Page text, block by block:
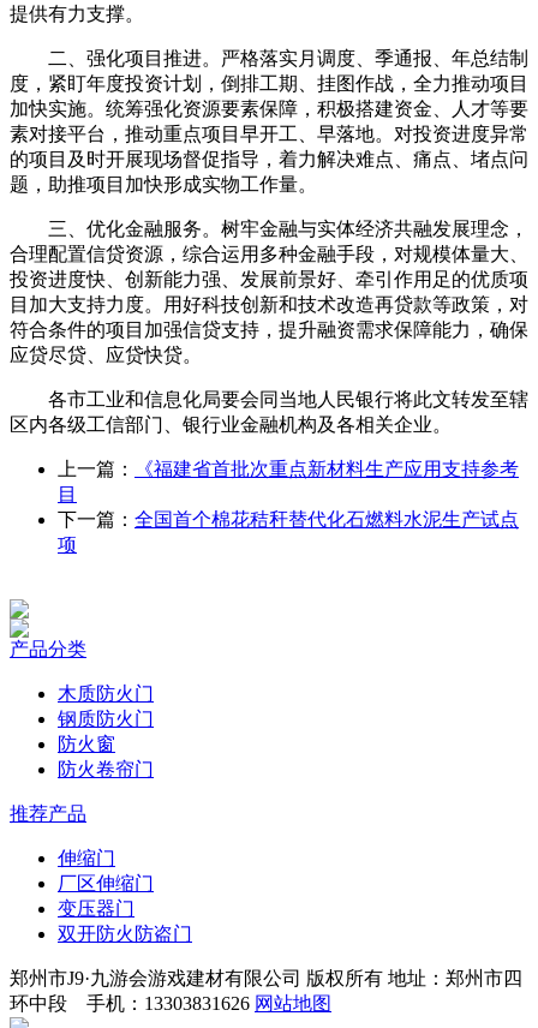
提供有力支撑。
二、强化项目推进。严格落实月调度、季通报、年总结制
度，紧盯年度投资计划，倒排工期、挂图作战，全力推动项目
加快实施。统筹强化资源要素保障，积极搭建资金、人才等要
素对接平台，推动重点项目早开工、早落地。对投资进度异常
的项目及时开展现场督促指导，着力解决难点、痛点、堵点问
题，助推项目加快形成实物工作量。
三、优化金融服务。树牢金融与实体经济共融发展理念，
合理配置信贷资源，综合运用多种金融手段，对规模体量大、
投资进度快、创新能力强、发展前景好、牵引作用足的优质项
目加大支持力度。用好科技创新和技术改造再贷款等政策，对
符合条件的项目加强信贷支持，提升融资需求保障能力，确保
应贷尽贷、应贷快贷。
各市工业和信息化局要会同当地人民银行将此文转发至辖
区内各级工信部门、银行业金融机构及各相关企业。
上一篇：
《福建省首批次重点新材料生产应用支持参考
目
下一篇： 全国首个棉花秸秆替代化石燃料水泥生产试点
项
产品分类
木质防火门
钢质防火门
防火窗
防火卷帘门
推荐产品
伸缩门
厂区伸缩门
变压器门
双开防火防盗门
郑州市J9·九游会游戏建材有限公司 版权所有 地址：郑州市四
环中段 手机：13303831626 网站地图